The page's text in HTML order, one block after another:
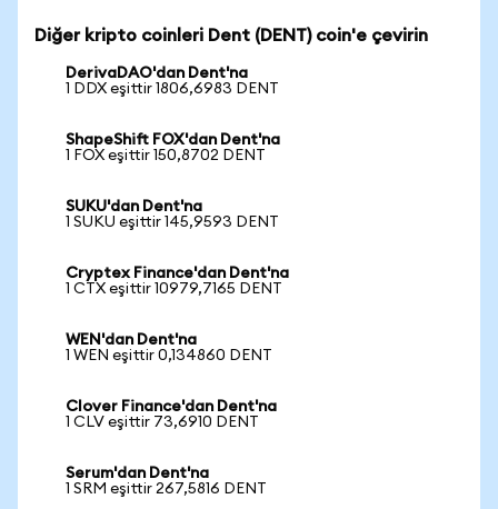
Diğer kripto coinleri Dent (DENT) coin'e çevirin
DerivaDAO'dan Dent'na
1 DDX eşittir 1806,6983 DENT
ShapeShift FOX'dan Dent'na
1 FOX eşittir 150,8702 DENT
SUKU'dan Dent'na
1 SUKU eşittir 145,9593 DENT
Cryptex Finance'dan Dent'na
1 CTX eşittir 10979,7165 DENT
WEN'dan Dent'na
1 WEN eşittir 0,134860 DENT
Clover Finance'dan Dent'na
1 CLV eşittir 73,6910 DENT
Serum'dan Dent'na
1 SRM eşittir 267,5816 DENT